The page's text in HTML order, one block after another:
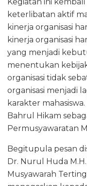
keterlibatan aktif
kinerja organisasi
kinerja organisasi
yang menjadi
menentukan
organisasi tidak
organisasi menjadi
karakter
Bahrul Hikam
Permusyawaratan
Begitupula pesan
Dr. Nurul Huda
Musyawarah